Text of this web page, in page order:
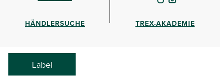
HÄNDLERSUCHE TREX-AKADEMIE
Label